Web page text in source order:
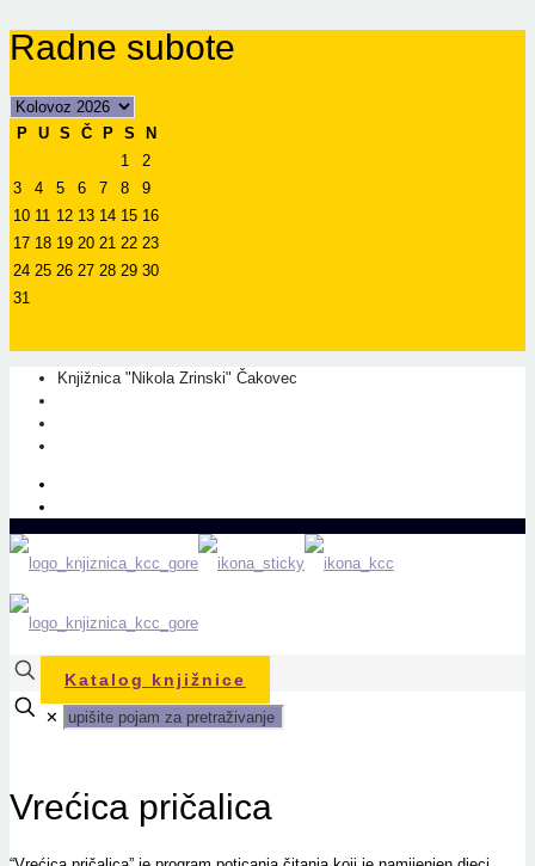
Radne subote
P U S Č P S
N
1
2
3
4 5 6 7 8
9
10 11 12 13 14 15 16
17 18 19 20 21 22 23
24 25 26 27 28 29 30
31
Knjižnica "Nikola Zrinski" Čakovec
Katalog knjižnice
✕
Vrećica pričalica